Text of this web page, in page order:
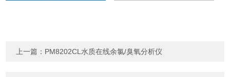
上一篇： PM8202CL水质在线余氯/臭氧分析仪